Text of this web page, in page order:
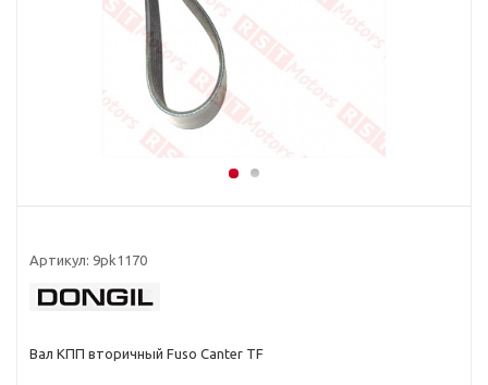
Артикул: 9pk1170
Вал КПП вторичный Fuso Canter TF